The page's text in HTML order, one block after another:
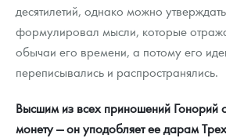
десятилетий, однако можно
формулировал мысли, которые
обычаи его времени, а потому его
переписывались и распространялись.
Высшим из всех приношений Гонорий
монету — он уподобляет ее дарам